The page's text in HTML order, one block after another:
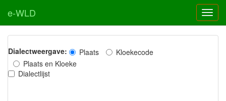
e-WLD
Dialectweergave: Plaats
Kloekecode
Plaats en Kloeke
Dialectlijst